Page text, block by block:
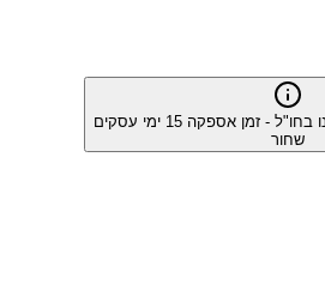
בחו"ל - זמן אספקה 15 ימי עסקים
שחור